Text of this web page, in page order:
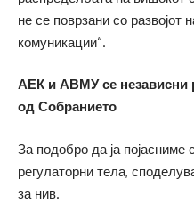
не се поврзани со развојот
комуникации“.
АЕК и АВМУ се независни
од Собранието
За подобро да ја
регулаторни тела,
за нив.